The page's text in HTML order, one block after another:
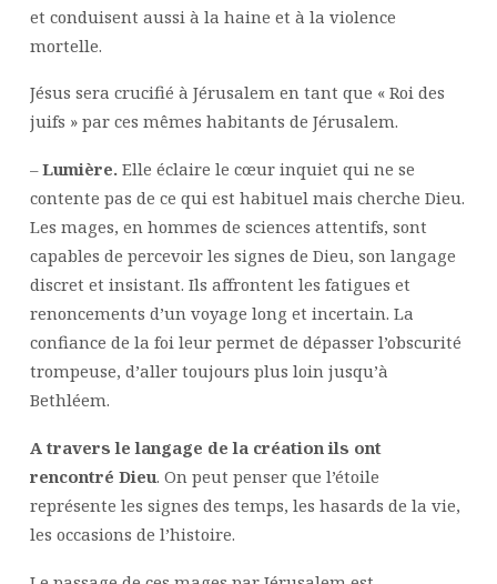
et conduisent aussi à la haine et à la violence
mortelle.
Jésus sera crucifié à Jérusalem en tant que « Roi des
juifs » par ces mêmes habitants de Jérusalem.
–Lumière. Elle éclaire le cœur inquiet qui ne se
contente pas de ce qui est habituel mais cherche Dieu.
Les mages, en hommes de sciences attentifs, sont
capables de percevoir les signes de Dieu, son langage
discret et insistant. Ils affrontent les fatigues et
renoncements d’un voyage long et incertain. La
confiance de la foi leur permet de dépasser l’obscurité
trompeuse, d’aller toujours plus loin jusqu’à
Bethléem.
A travers le langage de la création ils ont
rencontré Dieu. On peut penser que l’étoile
représente les signes des temps, les hasards de la vie,
les occasions de l’histoire.